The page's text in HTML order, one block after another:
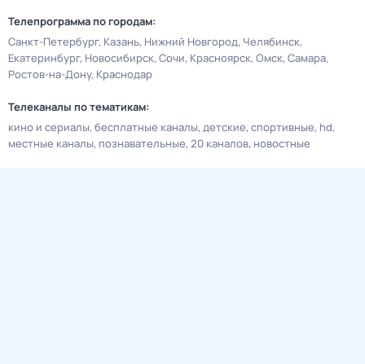
Телепрограмма по городам:
Санкт-Петербург Казань Нижний Новгород Челябинск
Екатеринбург Новосибирск Сочи Красноярск Омск Самара
Ростов-на-Дону Краснодар
Телеканалы по тематикам:
кино и сериалы бесплатные каналы детские спортивные hd
местные каналы познавательные 20 каналов новостные